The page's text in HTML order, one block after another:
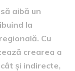
aibă un
la
Cu
crearea a
și indirecte,